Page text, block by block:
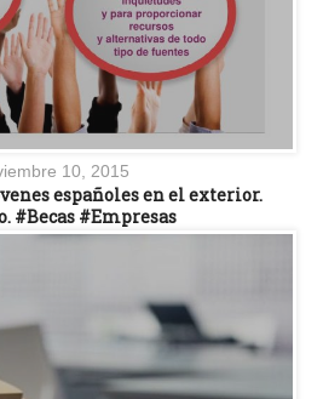
10, 2015
españoles en el exterior.
#Becas #Empresas